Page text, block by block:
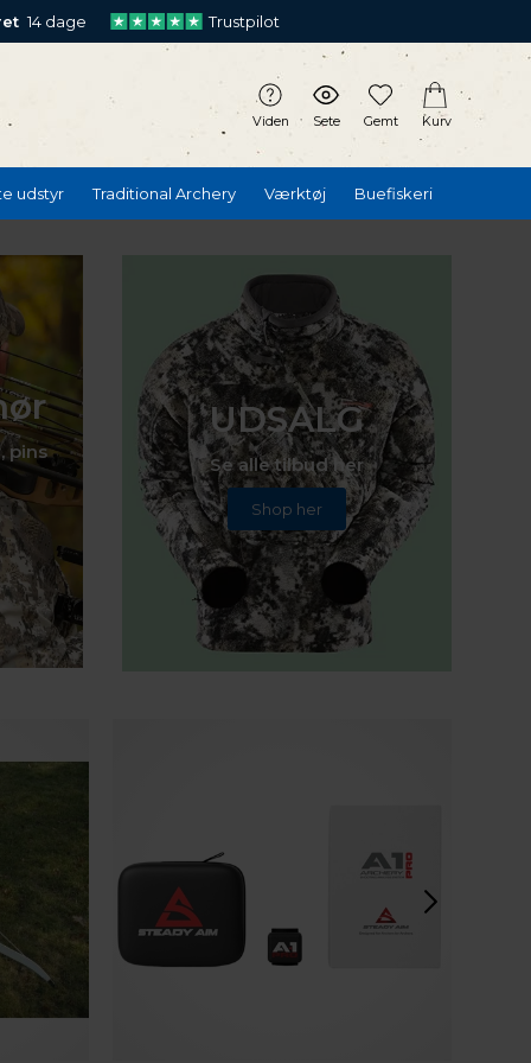
14 dage Trustpilot
Viden Sete Gemt Kurv
udstyr Traditional Archery Værktøj Buefiskeri
pins
UDSALG
Se alle tilbud her
Shop her